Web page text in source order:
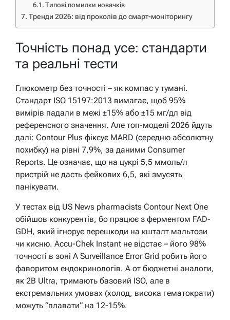
Типові помилки новачків
Тренди 2026: від проколів до смарт-моніторингу
Точність понад усе: стандарти
та реальні тести
Глюкометр без точності – як компас у тумані.
Стандарт ISO 15197:2013 вимагає, щоб 95%
вимірів падали в межі ±15% або ±15 мг/дл від
референсного значення. Але топ-моделі 2026 йдуть
далі: Contour Plus фіксує MARD (середню абсолютну
похибку) на рівні 7,9%, за даними Consumer
Reports. Це означає, що на цукрі 5,5 ммоль/л
пристрій не дасть фейкових 6,5, які змусять
панікувати.
У тестах від US News pharmacists Contour Next One
обійшов конкурентів, бо працює з ферментом FAD-
GDH, який ігнорує перешкоди на кшталт мальтози
чи кисню. Accu-Chek Instant не відстає – його 98%
точності в зоні A Surveillance Error Grid робить його
фаворитом ендокринологів. А от бюджетні аналоги,
як 2B Ultra, тримають базовий ISO, але в
екстремальних умовах (холод, висока гематократи)
можуть “плавати” на 12-15%.